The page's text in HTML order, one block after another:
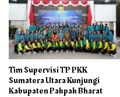
Tim Supervisi TP PKK
Sumatera Utara Kunjungi
Kabupaten Pakpak Bharat